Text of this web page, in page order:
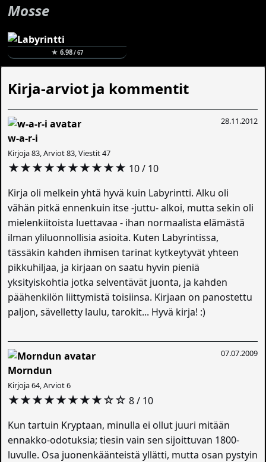
Mosse
★ 6.98/ 67
Kirja-arviot ja kommentit
28.11.2012
w-a-r-i
Kirjoja 83, Arviot 83, Viestit 47
★★★★★★★★★★ 10 / 10
Kirja oli melkein yhtä hyvä kuin Labyrintti. Alku oli
vähän pitkä ennenkuin itse -juttu- alkoi, mutta sekin oli
mielenkiitoista luettavaa - ihan normaalista elämästä
ilman yliluonnollisia asioita. Kuten Labyrintissa,
tässäkin kahden ihmisen tarinat kytkeytyvät yhteen
pikkuhiljaa, ja kirjaan on saatu hyvin pieniä
yksityiskohtia jotka selventävät juonta, ja kahden
päähenkilön liittymistä toisiinsa. Kirjaan on panostettu
paljon, sävelletty laulu, tarokit... Hyvä kirja! :)
07.07.2009
Morndun
Kirjoja 64, Arviot 6
★★★★★★★★☆☆ 8 / 10
Kun tartuin Kryptaan, minulla ei ollut juuri mitään
ennakko-odotuksia; tiesin vain sen sijoittuvan 1800-
luvulle. Osa juonenkäänteistä yllätti, mutta osan pystyin